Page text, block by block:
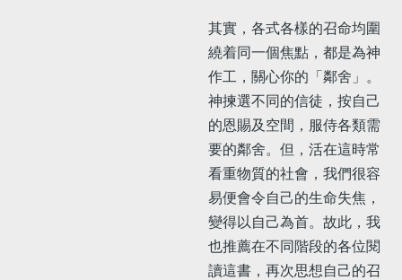
其實，各式各樣的召命均圍
繞着同一個焦點，都是為神
作工，關心你的「鄰舍」。
神揀選不同的信徒，按自己
的恩賜及空間，服侍各類需
要的鄰舍。但，活在這時常
看重物質的社會，我們很容
易便會令自己的生命失焦，
變得以自己為首。故此，我
也推薦在不同階段的各位閱
讀這書，再次思想自己的召